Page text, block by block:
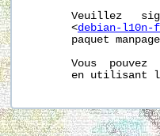
Veuillez
       <
debian-l10n-
paquet
Vous  pouvez
en utilisant